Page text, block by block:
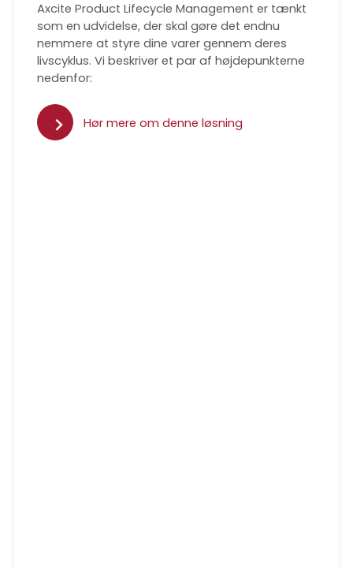
Axcite Product Lifecycle Management er tænkt
som en udvidelse, der skal gøre det endnu
nemmere at styre dine varer gennem deres
livscyklus. Vi beskriver et par af højdepunkterne
nedenfor:
Hør mere om denne løsning